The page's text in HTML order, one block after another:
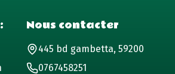
Nous contacter
445 bd gambetta, 59200
0767458251